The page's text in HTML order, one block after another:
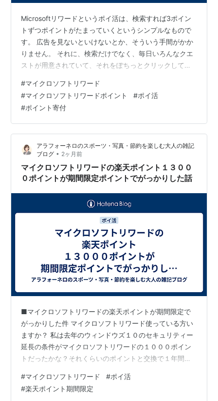
Microsoftリワードというポイ活は、検索すれば3ポイン
トずつポイントがたまっていくというシンプルなもので
す。 広告を見ないといけないとか、そういう手間がかか
りません。 それに、検索だけでなく、毎日いろんなクエ
ストが用意されていて、それをぽちっとクリックして検
かく手軽にポイントがたまっていきます。 でも、いざ交
換ポイントまでたまっても、その時に交換する楽天ポイ
ントやアマゾンギフトカードが在庫切れで、交換できな
いことがよくあります。 今も楽天は600ポイント分も
1300ポイント分も在庫が切れていて交換できない状態で
す。 アマゾンギフトカード…
#マイクロソフトリワード
#マイクロソフトリワードポイント #ポイ活
#ポイント寄付
アラフォーネロのスポーツ・写真・節約を楽しむ大人の雑記
ブログ • 2ヶ月前
マイクロソフトリワードの楽天ポイント１３００
０ポイントが期間限定ポイントでがっかりした話
■マイクロソフトリワードの楽天ポイントが期間限定で
がっかりした件 マイクロソフトリワード使っている方い
ますか？ 私は去年のウィンドウズ１０のセキュリティー
延長の条件がマイクロソフトリワードの１０００ポイン
トだったかな？それくらいのポイントと交換で１年間延
た。 最初は検索だけでポイントがたまるなんて胡散臭い
な？なんか裏にあるんじゃないかと思っていました。 で
#マイクロソフトリワード #ポイ活
#楽天ポイント期間限定